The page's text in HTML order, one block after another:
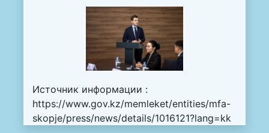
Источник информации :
https://www.gov.kz/memleket/entities/mfa-
skopje/press/news/details/1016121?lang=kk